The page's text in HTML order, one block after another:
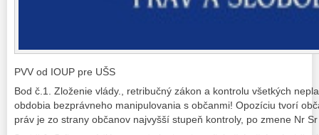
PVV od IOUP pre UŠS
Bod č.1. Zloženie vlády., retribučný zákon a kontrolu všetkých
obdobia bezprávneho manipulovania s občanmi! Opozíciu tvorí
práv je zo strany občanov najvyšší stupeň kontroly, po zmene Nr